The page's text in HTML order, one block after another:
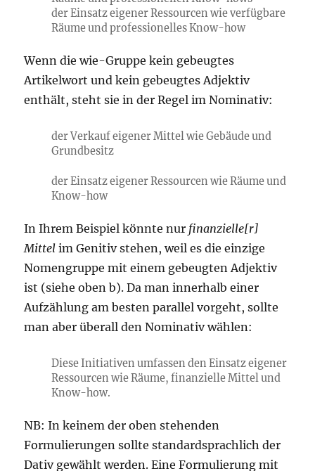
der Einsatz eigener Ressourcen wie verfügbare
Räume und professionelles Know-how
Wenn die wie-Gruppe kein gebeugtes
Artikelwort und kein gebeugtes Adjektiv
enthält, steht sie in der Regel im Nominativ:
der Verkauf eigener Mittel wie Gebäude und
Grundbesitz
der Einsatz eigener Ressourcen wie Räume und
Know-how
In Ihrem Beispiel könnte nur finanzielle[r]
Mittel im Genitiv stehen, weil es die einzige
Nomengruppe mit einem gebeugten Adjektiv
ist (siehe oben b). Da man innerhalb einer
Aufzählung am besten parallel vorgeht, sollte
man aber überall den Nominativ wählen:
Diese Initiativen umfassen den Einsatz eigener
Ressourcen wie Räume, finanzielle Mittel und
Know-how.
NB: In keinem der oben stehenden
Formulierungen sollte standardsprachlich der
Dativ gewählt werden. Eine Formulierung mit